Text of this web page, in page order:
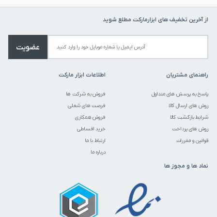
از آخرین تخفیف های ابزارمارکت مطلع شوید
عضویت
راهنمای مشتریان
پاسخ به پرسش های متداول
روش های ارسال کالا
شرایط بازگشت کالا
روش های پرداخت
قوانین و مقررات
اطلاعات ابزار مارکت
فروش به شرکت ها
فرصت های شغلی
فروش همکاری
خرید اقساطی
ارتباط با ما
درباره ما
نماد ها و مجوز ها